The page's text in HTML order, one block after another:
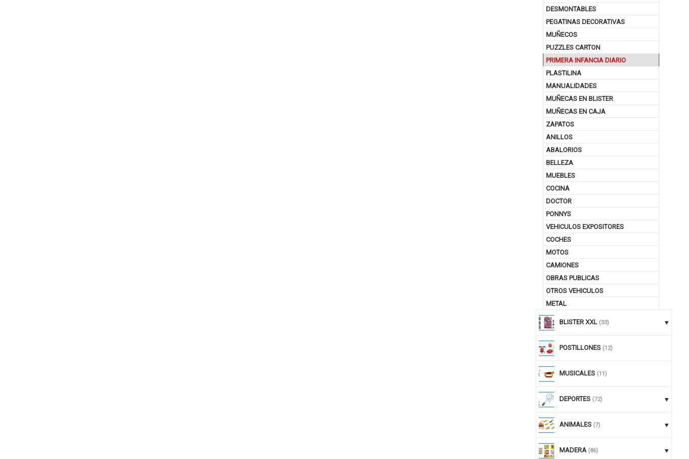
DESMONTABLES
PEGATINAS DECORATIVAS
MUÑECOS
PUZZLES CARTON
PRIMERA INFANCIA DIARIO
PLASTILINA
MANUALIDADES
MUÑECAS EN BLISTER
MUÑECAS EN CAJA
ZAPATOS
ANILLOS
ABALORIOS
BELLEZA
MUEBLES
COCINA
DOCTOR
PONNYS
VEHICULOS EXPOSITORES
COCHES
MOTOS
CAMIONES
OBRAS PUBLICAS
OTROS VEHICULOS
METAL
BLISTER XXL (33)
POSTILLONES (12)
MUSICALES (11)
DEPORTES (72)
ANIMALES (7)
MADERA (86)